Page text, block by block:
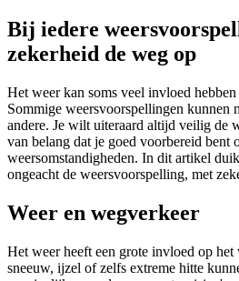
Bij iedere
zekerheid de weg op
Het weer kan soms veel invloed
Sommige weersvoorspellingen kunnen
andere. Je wilt uiteraard altijd veilig de
van belang dat je goed voorbereid bent
weersomstandigheden. In dit artikel
ongeacht de weersvoorspelling, met
Weer en wegverkeer
Het weer heeft een grote invloed op het
sneeuw, ijzel of zelfs extreme hitte